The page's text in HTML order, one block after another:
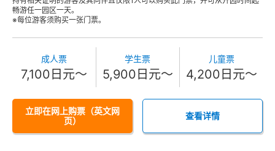
畅游任一园区一天。
※每位游客须购买一张门票。
成人票
7,100日元～
学生票
5,900日元～
儿童票
4,200日元～
立即在网上购票（英文网
页）
查看详情